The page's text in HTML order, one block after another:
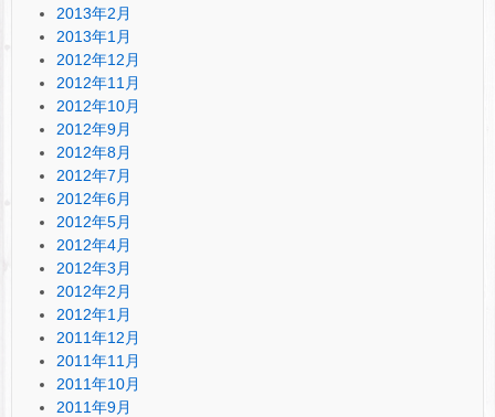
2013年2月
2013年1月
2012年12月
2012年11月
2012年10月
2012年9月
2012年8月
2012年7月
2012年6月
2012年5月
2012年4月
2012年3月
2012年2月
2012年1月
2011年12月
2011年11月
2011年10月
2011年9月